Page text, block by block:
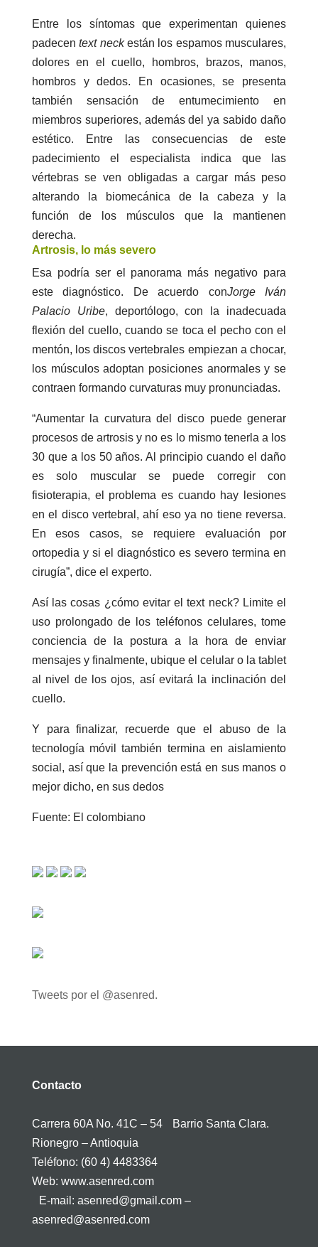
Entre los síntomas que experimentan quienes
padecentext neckestán los espamos musculares,
dolores en el cuello, hombros, brazos, manos,
hombros y dedos. En ocasiones, se presenta
también sensación de entumecimiento en
miembros superiores, además del ya sabido daño
estético. Entre las consecuencias de este
padecimiento el especialista indica que las
vértebras se ven obligadas a cargar más peso
alterando la biomecánica de la cabeza y la
función de los músculos que la mantienen
derecha.
Artrosis, lo más severo
Esa podría ser el panorama más negativo para
este diagnóstico. De acuerdo conJorge Iván
Palacio Uribe, deportólogo, con la inadecuada
flexión del cuello, cuando se toca el pecho con el
mentón, los discos vertebrales empiezan a chocar,
los músculos adoptan posiciones anormales y se
contraen formando curvaturas muy pronunciadas.
“Aumentar la curvatura del disco puede generar
procesos de artrosis y no es lo mismo tenerla a los
30 que a los 50 años. Al principio cuando el daño
es solo muscular se puede corregir con
fisioterapia, el problema es cuando hay lesiones
en el disco vertebral, ahí eso ya no tiene reversa.
En esos casos, se requiere evaluación por
ortopedia y si el diagnóstico es severo termina en
cirugía”, dice el experto.
Así las cosas ¿cómo evitar el text neck? Limite el
uso prolongado de los teléfonos celulares, tome
conciencia de la postura a la hora de enviar
mensajes y finalmente, ubique el celular o la tablet
al nivel de los ojos, así evitará la inclinación del
cuello.
Y para finalizar, recuerde que el abuso de la
tecnología móvil también termina en aislamiento
social, así que la prevención está en sus manos o
mejor dicho, en sus dedos
Fuente: El colombiano
Tweets por el @asenred.
Contacto
Carrera 60A No. 41C – 54 Barrio Santa Clara.
Rionegro – Antioquia
Teléfono: (60 4) 4483364
Web: www.asenred.com
E-mail: asenred@gmail.com –
asenred@asenred.com